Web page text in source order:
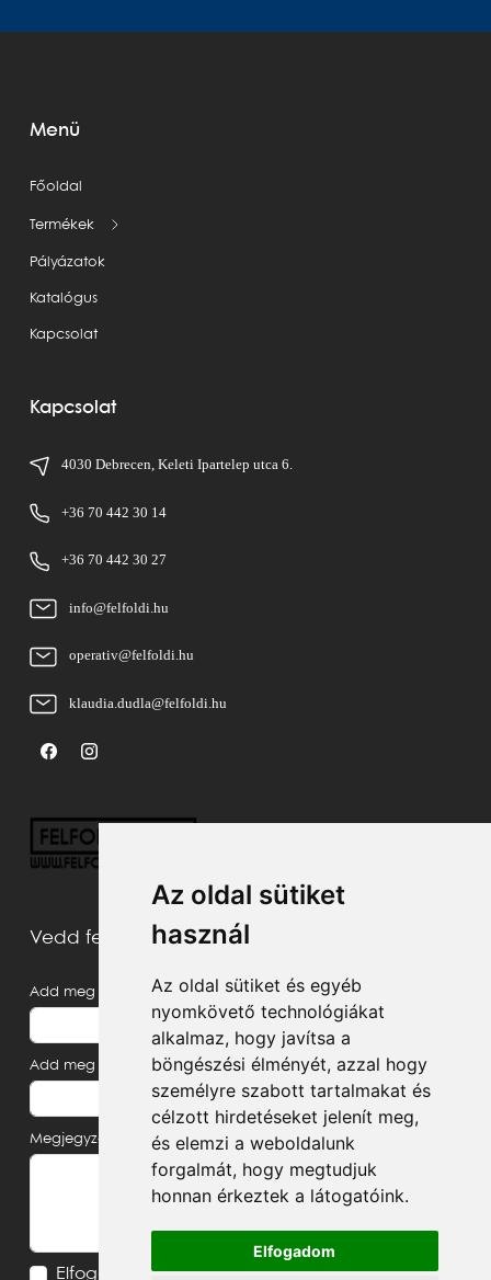
Az oldal sütiket
használ
Az oldal sütiket és egyéb
nyomkövető technológiákat
alkalmaz, hogy javítsa a
böngészési élményét, azzal hogy
személyre szabott tartalmakat és
célzott hirdetéseket jelenít meg,
és elemzi a weboldalunk
forgalmát, hogy megtudjuk
honnan érkeztek a látogatóink.
Elfogadom
Menü
Főoldal
Termékek
Pályázatok
Katalógus
Kapcsolat
Kapcsolat
4030 Debrecen, Keleti Ipartelep utca 6.
+36 70 442 30 14
+36 70 442 30 27
info@felfoldi.hu
operativ@felfoldi.hu
klaudia.dudla@felfoldi.hu
Vedd fel velünk a kapcsolatot
Add meg a neved
Add meg az e-mail címed
Megjegyzés, üzenet
Elfogadom azAdatvédelmi tájékoztatót